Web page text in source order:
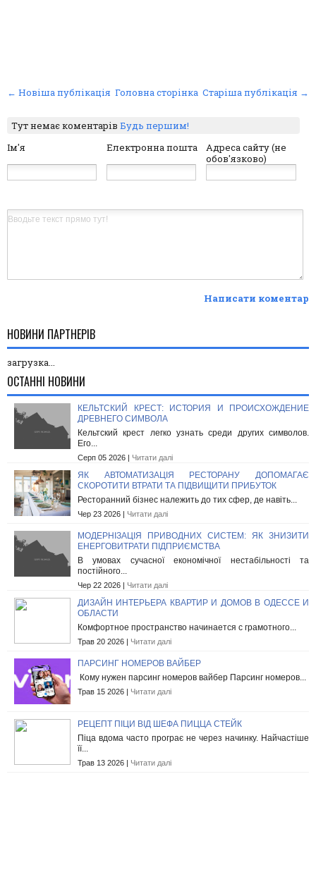
← Новіша публікація Старіша публікація →
Головна сторінка
Тут немає коментарівБудь першим!
Ім'я
Електронна пошта
Адреса сайту (не
обов'язково)
Написати коментар
НОВИНИ ПАРТНЕРІВ
загрузка...
ОСТАННІ НОВИНИ
КЕЛЬТСКИЙ КРЕСТ: ИСТОРИЯ И ПРОИСХОЖДЕНИЕ
ДРЕВНЕГО СИМВОЛА
Кельтский крест легко узнать среди других символов.
Его...
Серп 05 2026 | Читати далі
ЯК АВТОМАТИЗАЦІЯ РЕСТОРАНУ ДОПОМАГАЄ
СКОРОТИТИ ВТРАТИ ТА ПІДВИЩИТИ ПРИБУТОК
Ресторанний бізнес належить до тих сфер, де навіть...
Чер 23 2026 | Читати далі
МОДЕРНІЗАЦІЯ ПРИВОДНИХ СИСТЕМ: ЯК ЗНИЗИТИ
ЕНЕРГОВИТРАТИ ПІДПРИЄМСТВА
В умовах сучасної економічної нестабільності та
постійного...
Чер 22 2026 | Читати далі
ДИЗАЙН ИНТЕРЬЕРА КВАРТИР И ДОМОВ В ОДЕССЕ И
ОБЛАСТИ
Комфортное пространство начинается с грамотного...
Трав 20 2026 | Читати далі
ПАРСИНГ НОМЕРОВ ВАЙБЕР
Кому нужен парсинг номеров вайбер Парсинг номеров...
Трав 15 2026 | Читати далі
РЕЦЕПТ ПІЦИ ВІД ШЕФА ПИЦЦА СТЕЙК
Піца вдома часто програє не через начинку. Найчастіше
її...
Трав 13 2026 | Читати далі